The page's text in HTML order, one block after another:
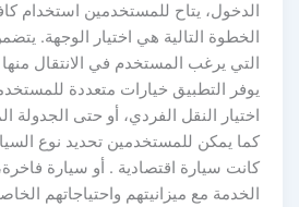
الدخول، يتاح للمستخدمين استخدام
الخطوة التالية هي اختيار الوجهة.
التي يرغب المستخدم في الانتقال
يوفر التطبيق خيارات متعددة
اختيار النقل الفردي، أو حتى الجدولة
كما يمكن للمستخدمين تحديد نوع
كانت سيارة اقتصادية . أو سيارة
الخدمة مع ميزانيتهم واحتياجاتهم